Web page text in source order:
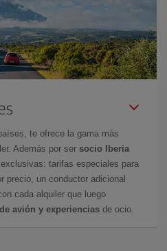
te ofrece la gama más
Además por ser socio Iberia
tarifas especiales para
precio, un conductor adicional
cada alquiler que luego
avión y experiencias de ocio.